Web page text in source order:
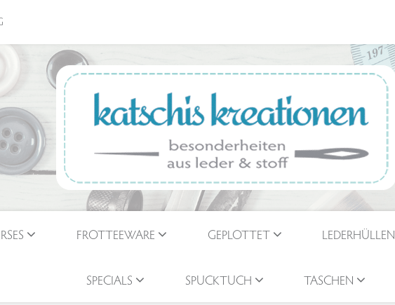
FROTTEEWARE GEPLOTTET LEDERHÜLLEN
SPECIALS SPUCKTUCH TASCHEN